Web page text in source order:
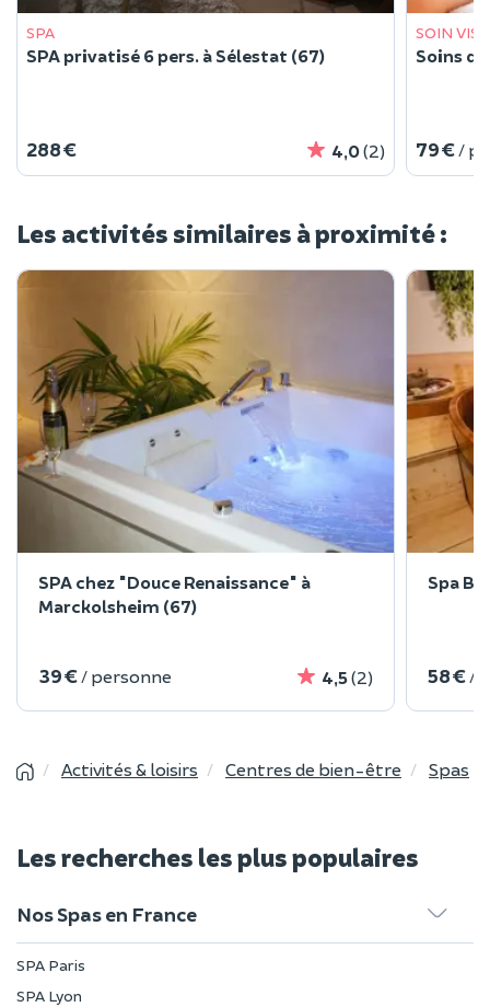
SPA
SPA privatisé 6 pers. à Sélestat (67)
288 € 4,0(2)
SOIN
Soins
79 € /
Les activités similaires à proximité :
SPA chez "Douce Renaissance" à
Marckolsheim (67)
39 € / personne 4,5(2)
Spa
58 € /
Activités & loisirs Centres de bien-être Spas
Les recherches les plus populaires
Nos Spas en France
SPA Paris
SPA Lyon